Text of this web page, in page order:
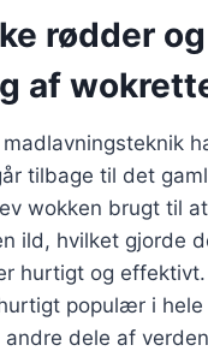
rødder og
af
tilbage til det
wokken brugt til
ild, hvilket gjorde
hurtigt og effektivt.
populær i hele
dele af